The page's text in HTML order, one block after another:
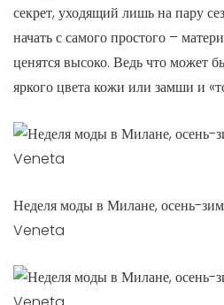
секрет, уходящий лишь на пару
начать с самого простого –
ценятся высоко. Ведь что может
яркого цвета кожи или замши и
Неделя моды в Милане, осень-
Veneta